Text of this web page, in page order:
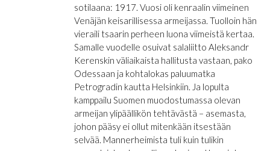
sotilaana: 1917. Vuosi oli kenraalin viimeinen
Venäjän keisarillisessa armeijassa. Tuolloin hän
vieraili tsaarin perheen luona viimeistä kertaa.
Samalle vuodelle osuivat salaliitto Aleksandr
Kerenskin väliaikaista hallitusta vastaan, pako
Odessaan ja kohtalokas paluumatka
Petrogradin kautta Helsinkiin. Ja lopulta
kamppailu Suomen muodostumassa olevan
armeijan ylipäällikön tehtävästä – asemasta,
johon pääsy ei ollut mitenkään itsestään
selvää. Mannerheimista tuli kuin tulikin